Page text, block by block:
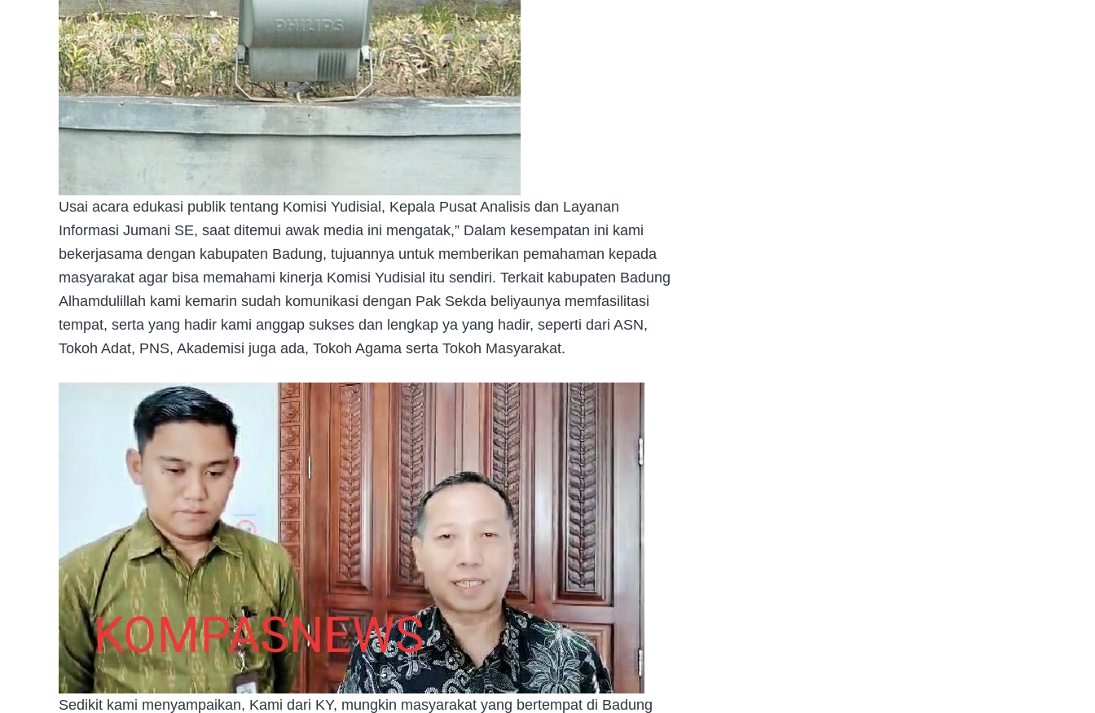
Usai acara edukasi publik tentang Komisi Yudisial, Kepala Pusat Analisis dan Layanan
Informasi Jumani SE, saat ditemui awak media ini mengatak,” Dalam kesempatan ini kami
bekerjasama dengan kabupaten Badung, tujuannya untuk memberikan pemahaman kepada
masyarakat agar bisa memahami kinerja Komisi Yudisial itu sendiri. Terkait kabupaten Badung
Alhamdulillah kami kemarin sudah komunikasi dengan Pak Sekda beliyaunya memfasilitasi
tempat, serta yang hadir kami anggap sukses dan lengkap ya yang hadir, seperti dari ASN,
Tokoh Adat, PNS, Akademisi juga ada, Tokoh Agama serta Tokoh Masyarakat.
Sedikit kami menyampaikan, Kami dari KY, mungkin masyarakat yang bertempat di Badung